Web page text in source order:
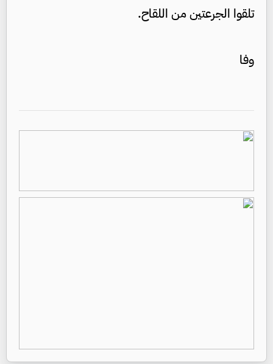
تلقوا الجرعتين من اللقاح.
وفا